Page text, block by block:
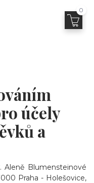
0
účely
a
Aleně Blumensteinové
Praha - Holešovice,